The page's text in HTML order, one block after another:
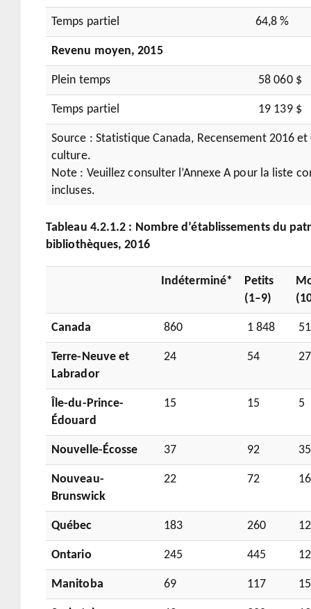
Temps partiel 64,8 %
Revenu moyen, 2015
Plein temps 58 060 $
Temps partiel 19 139 $
Source : Statistique Canada, Recensement 2016
culture.
Note : Veuillez consulter l’Annexe A pour la liste
incluses.
Tableau 4.2.1.2 : Nombre d’établissements du p
bibliothèques, 2016
Indéterminé*
Petits
(1–9)
Canada 860 1 848
Terre-Neuve et
Labrador
24 54 27
Île-du-Prince-
Édouard
15 15 5
Nouvelle-Écosse 37 92 35
Nouveau-
Brunswick
22 72 16
Québec 183 260
Ontario 245 445
Manitoba 69 117 15